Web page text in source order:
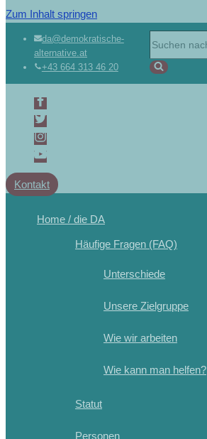
Zum Inhalt springen
da@demokratische-
alternative.at
+43 664 313 46 20
Kontakt
Home / die DA
Häufige Fragen (FAQ)
Unterschiede
Unsere Zielgruppe
Wie wir arbeiten
Wie kann man helfen?
Statut
Personen